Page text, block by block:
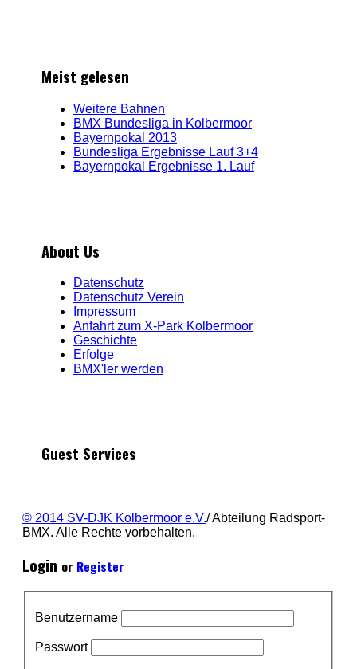
Meist gelesen
Weitere Bahnen
BMX Bundesliga in Kolbermoor
Bayernpokal 2013
Bundesliga Ergebnisse Lauf 3+4
Bayernpokal Ergebnisse 1. Lauf
About Us
Datenschutz
Datenschutz Verein
Impressum
Anfahrt zum X-Park Kolbermoor
Geschichte
Erfolge
BMX'ler werden
Guest Services
© 2014 SV-DJK Kolbermoor e.V./ Abteilung Radsport-
BMX. Alle Rechte vorbehalten.
Login or Register
Benutzername
Passwort